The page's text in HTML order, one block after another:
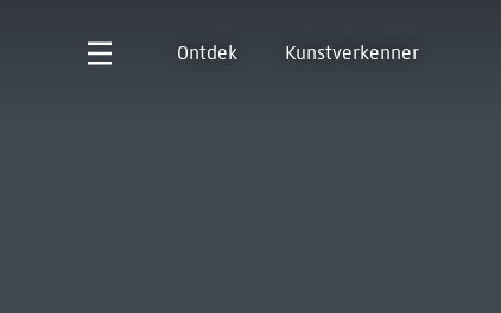
Ontdek Kunstverkenner